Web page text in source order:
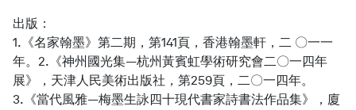
出版：
1.《名家翰墨》第二期，第141頁，香港翰墨軒，二 〇一一
年。2.《神州國光集—杭州黃賓虹學術研究會二〇一四年
展》，天津人民美術出版社，第259頁，二〇一四年。
3.《當代風雅—梅墨生詠四十現代書家詩書法作品集》，廈